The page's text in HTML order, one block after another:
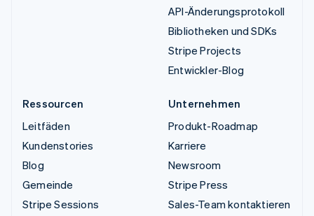
API-Änderungsprotokoll
Bibliotheken und SDKs
Stripe Projects
Entwickler-Blog
Ressourcen
Leitfäden
Kundenstories
Blog
Gemeinde
Stripe Sessions
Unternehmen
Produkt-Roadmap
Karriere
Newsroom
Stripe Press
Sales-Team kontaktieren